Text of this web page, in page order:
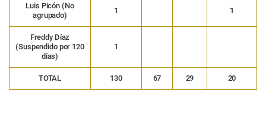
Luis Picón (No
agrupado)
1 1
Freddy Díaz
(Suspendido por 120
días)
1
TOTAL 130 67 29 20